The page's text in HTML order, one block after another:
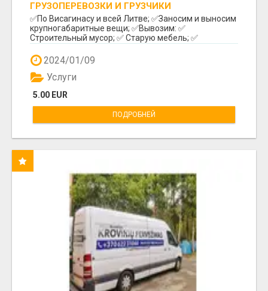
ГРУЗОПЕРЕВОЗКИ И ГРУЗЧИКИ
✅️По Висагинасу и всей Литве; ✅️Заносим и выносим
крупногабаритные вещи; ✅️Вывозим: ✅️
Строительный мусор; ✅️ Старую мебель; ✅️
2024/01/09
5.00 EUR
Услуги
ПОДРОБНЕЙ